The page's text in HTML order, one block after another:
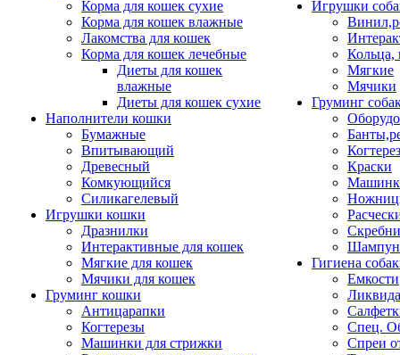
Корма для кошек сухие
Корма для кошек влажные
Лакомства для кошек
Корма для кошек лечебные
Диеты для кошек
влажные
Диеты для кошек сухие
Наполнители кошки
Бумажные
Впитывающий
Древесный
Комкующийся
Силикагелевый
Игрушки кошки
Дразнилки
Интерактивные для кошек
Мягкие для кошек
Мячики для кошек
Груминг кошки
Антицарапки
Когтерезы
Машинки для стрижки
Игрушки
Кольца,
Мягкие
Мячики
Груминг
Краски
Гигиена
Емкости
Спец.
Спреи